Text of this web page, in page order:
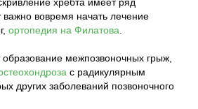
хребта имеет ряд
вовремя начать лечение
ортопедия на Филатова.
образование межпозвоночных грыж,
с радикулярным
других заболеваний позвоночного